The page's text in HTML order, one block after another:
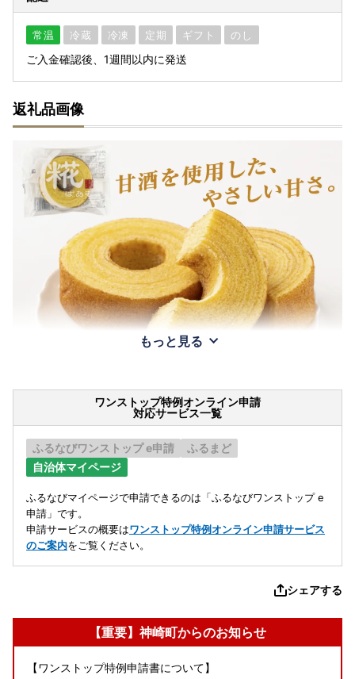
常温 冷蔵 冷凍 定期 ギフト のし
ご入金確認後、1週間以内に発送
返礼品画像
もっと見る
ワンストップ特例オンライン申請
対応サービス一覧
ふるなびワンストップ e申請
ふるまど
自治体マイページ
ふるなびマイページで申請できるのは「ふるなびワンストップ e
申請」です。
申請サービスの概要はワンストップ特例オンライン申請サービス
のご案内をご覧ください。
シェアする
【重要】神崎町からのお知らせ
【ワンストップ特例申請書について】